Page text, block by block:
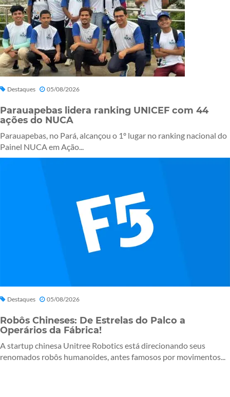
Destaques 05/08/2026
Parauapebas lidera ranking UNICEF com 44
ações do NUCA
Parauapebas, no Pará, alcançou o 1º lugar no ranking nacional do
Painel NUCA em Ação...
Destaques 05/08/2026
Robôs Chineses: De Estrelas do Palco a
Operários da Fábrica!
A startup chinesa Unitree Robotics está direcionando seus
renomados robôs humanoides, antes famosos por movimentos...